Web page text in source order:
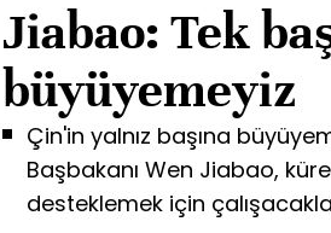
Jiabao: Tek
büyüyemeyiz
Çin'in yalnız başına
Başbakanı Wen Jiabao,
desteklemek için